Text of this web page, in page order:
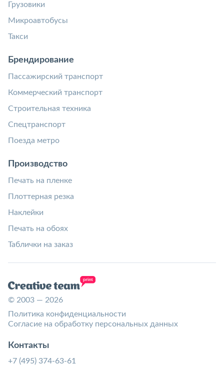
Грузовики
Микроавтобусы
Такси
Брендирование
Пассажирский транспорт
Коммерческий транспорт
Строительная техника
Спецтранспорт
Поезда метро
Производство
Печать на пленке
Плоттерная резка
Наклейки
Печать на обоях
Таблички на заказ
© 2003 — 2026
Политика конфиденциальности
Согласие на обработку персональных данных
Контакты
+7 (495) 374-63-61